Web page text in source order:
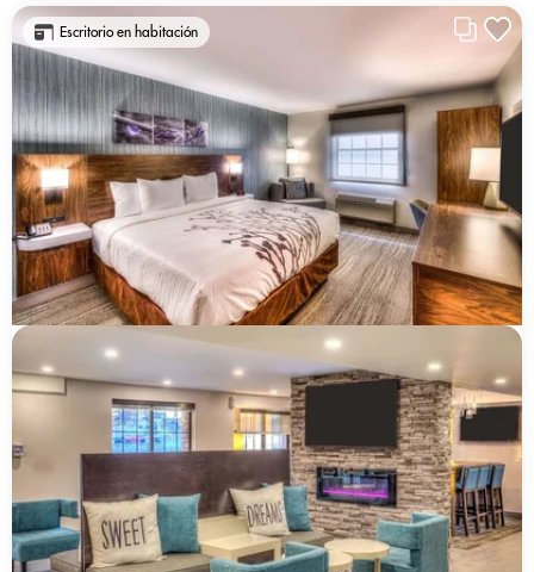
Escritorio en habitación